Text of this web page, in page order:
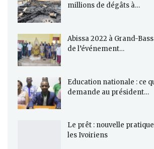
millions de dégâts à…
Abissa 2022 à Grand-
de l’événement…
Education nationale : ce
demande au président…
Le prêt : nouvelle
les Ivoiriens